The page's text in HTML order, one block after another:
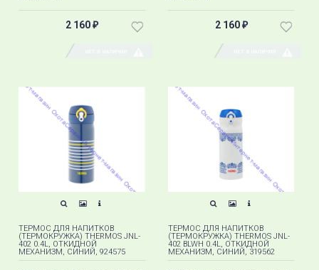
2 160 ₽ 2 160 ₽
ТЕРМОС ДЛЯ НАПИТКОВ
(ТЕРМОКРУЖКА) THERMOS JNL-
402 0.4L, ОТКИДНОЙ
МЕХАНИЗМ, СИНИЙ, 924575
ТЕРМОС ДЛЯ НАПИТКОВ
(ТЕРМОКРУЖКА) THERMOS JNL-
402 BLWH 0.4L, ОТКИДНОЙ
МЕХАНИЗМ, СИНИЙ, 319562